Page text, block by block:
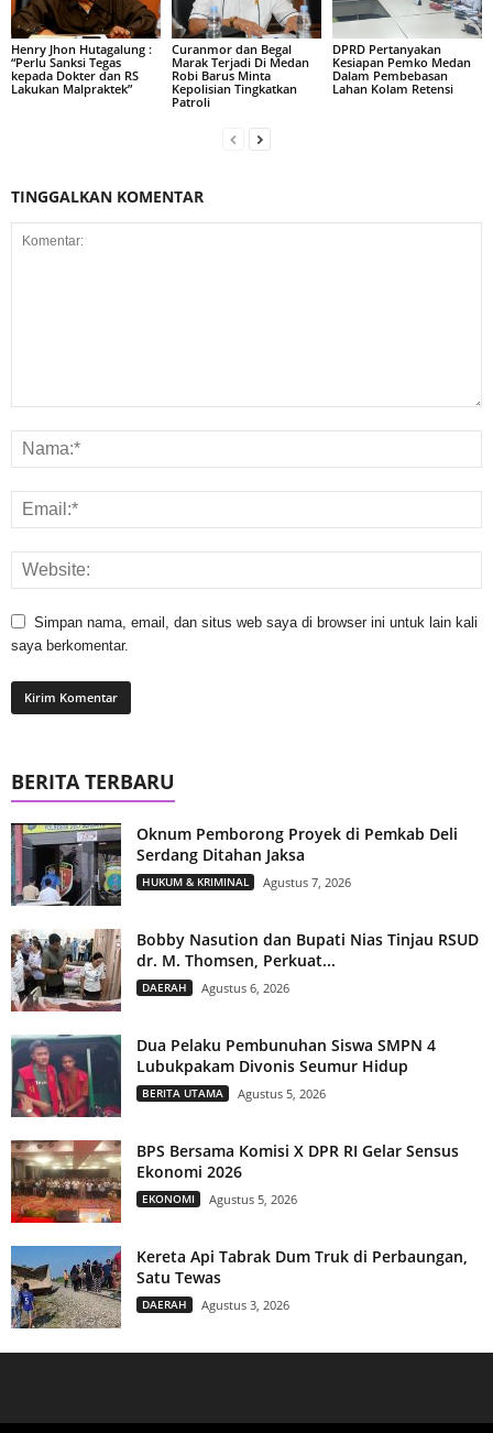
Henry Jhon Hutagalung :
“Perlu Sanksi Tegas
kepada Dokter dan RS
Lakukan Malpraktek”
Curanmor dan Begal
Marak Terjadi Di Medan
Robi Barus Minta
Kepolisian Tingkatkan
Patroli
DPRD Pertanyakan
Kesiapan Pemko Medan
Dalam Pembebasan
Lahan Kolam Retensi
TINGGALKAN KOMENTAR
Simpan nama, email, dan situs web saya di browser ini untuk lain kali
saya berkomentar.
BERITA TERBARU
Oknum Pemborong Proyek di Pemkab Deli
Serdang Ditahan Jaksa
HUKUM & KRIMINAL Agustus 7, 2026
Bobby Nasution dan Bupati Nias Tinjau RSUD
dr. M. Thomsen, Perkuat...
DAERAH Agustus 6, 2026
Dua Pelaku Pembunuhan Siswa SMPN 4
Lubukpakam Divonis Seumur Hidup
BERITA UTAMA Agustus 5, 2026
BPS Bersama Komisi X DPR RI Gelar Sensus
Ekonomi 2026
EKONOMI Agustus 5, 2026
Kereta Api Tabrak Dum Truk di Perbaungan,
Satu Tewas
DAERAH Agustus 3, 2026